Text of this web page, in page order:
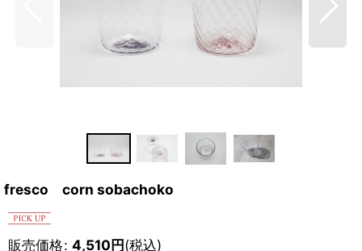
fresco corn sobachoko
販売価格: 4,510円(税込)